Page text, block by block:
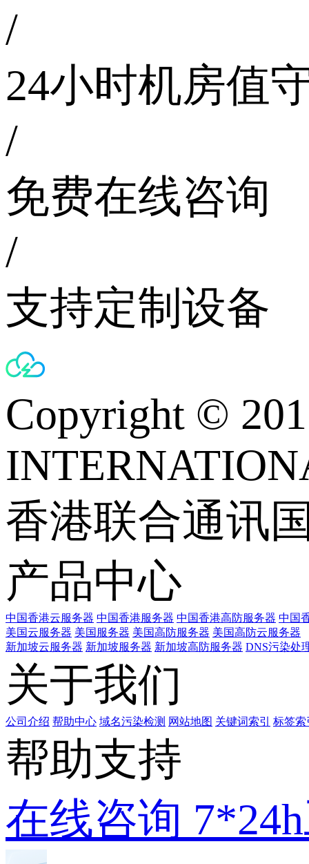
/
24小时机房值
/
免费在线咨询
/
支持定制设备
Copyright ©
香港联合通讯
产品中心
中国香港云服务器 中国香港服务器 中国香港高防服务器 中国
美国云服务器 美国服务器 美国高防服务器 美国高防云服务器
新加坡云服务器 新加坡服务器 新加坡高防服务器 DNS污染处
关于我们
公司介绍 帮助中心 域名污染检测 网站地图 关键词索引 标签索
帮助支持
在线咨询